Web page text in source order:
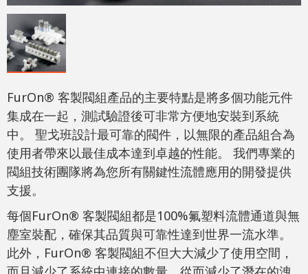
FurOn® 客製閥組產品的主要特點是將多個功能元件
集成在一起，測試驗證後可非常方便地安裝到系統
中。 聖戈班設計最可靠的閥件，以無限的產品組合為
使用者帶來以最佳成本達到卓越的性能。 我們專業的
閥組技術團隊將為您所有關鍵性流體應用的開發提供
支援。
每個FurOn® 客製閥組都是100%氟塑料流體通道與無
塵室裝配，確保其品質與可靠性達到世界一流水準。
此外，FurOn® 客製閥組不但大大減少了使用空間，